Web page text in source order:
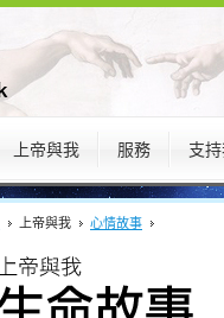
上帝與我 服務 支
上帝與我 心情故事